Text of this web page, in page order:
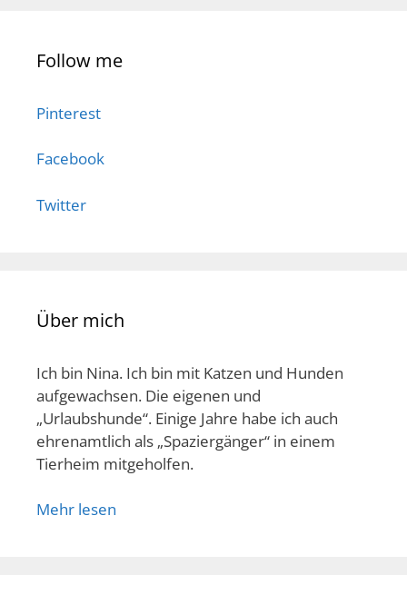
Follow me
Pinterest
Facebook
Twitter
Über mich
Ich bin Nina. Ich bin mit Katzen und Hunden
aufgewachsen. Die eigenen und
„Urlaubshunde“. Einige Jahre habe ich auch
ehrenamtlich als „Spaziergänger“ in einem
Tierheim mitgeholfen.
Mehr lesen